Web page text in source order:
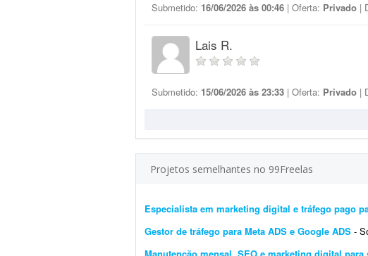
Submetido: 16/06/2026 às 00:46 | Oferta: Privado |
Lais R.
Submetido: 15/06/2026 às 23:33 | Oferta: Privado |
Projetos semelhantes no 99Freelas
Especialista em marketing digital e tráfego pago
Gestor de tráfego para Meta ADS e Google ADS -